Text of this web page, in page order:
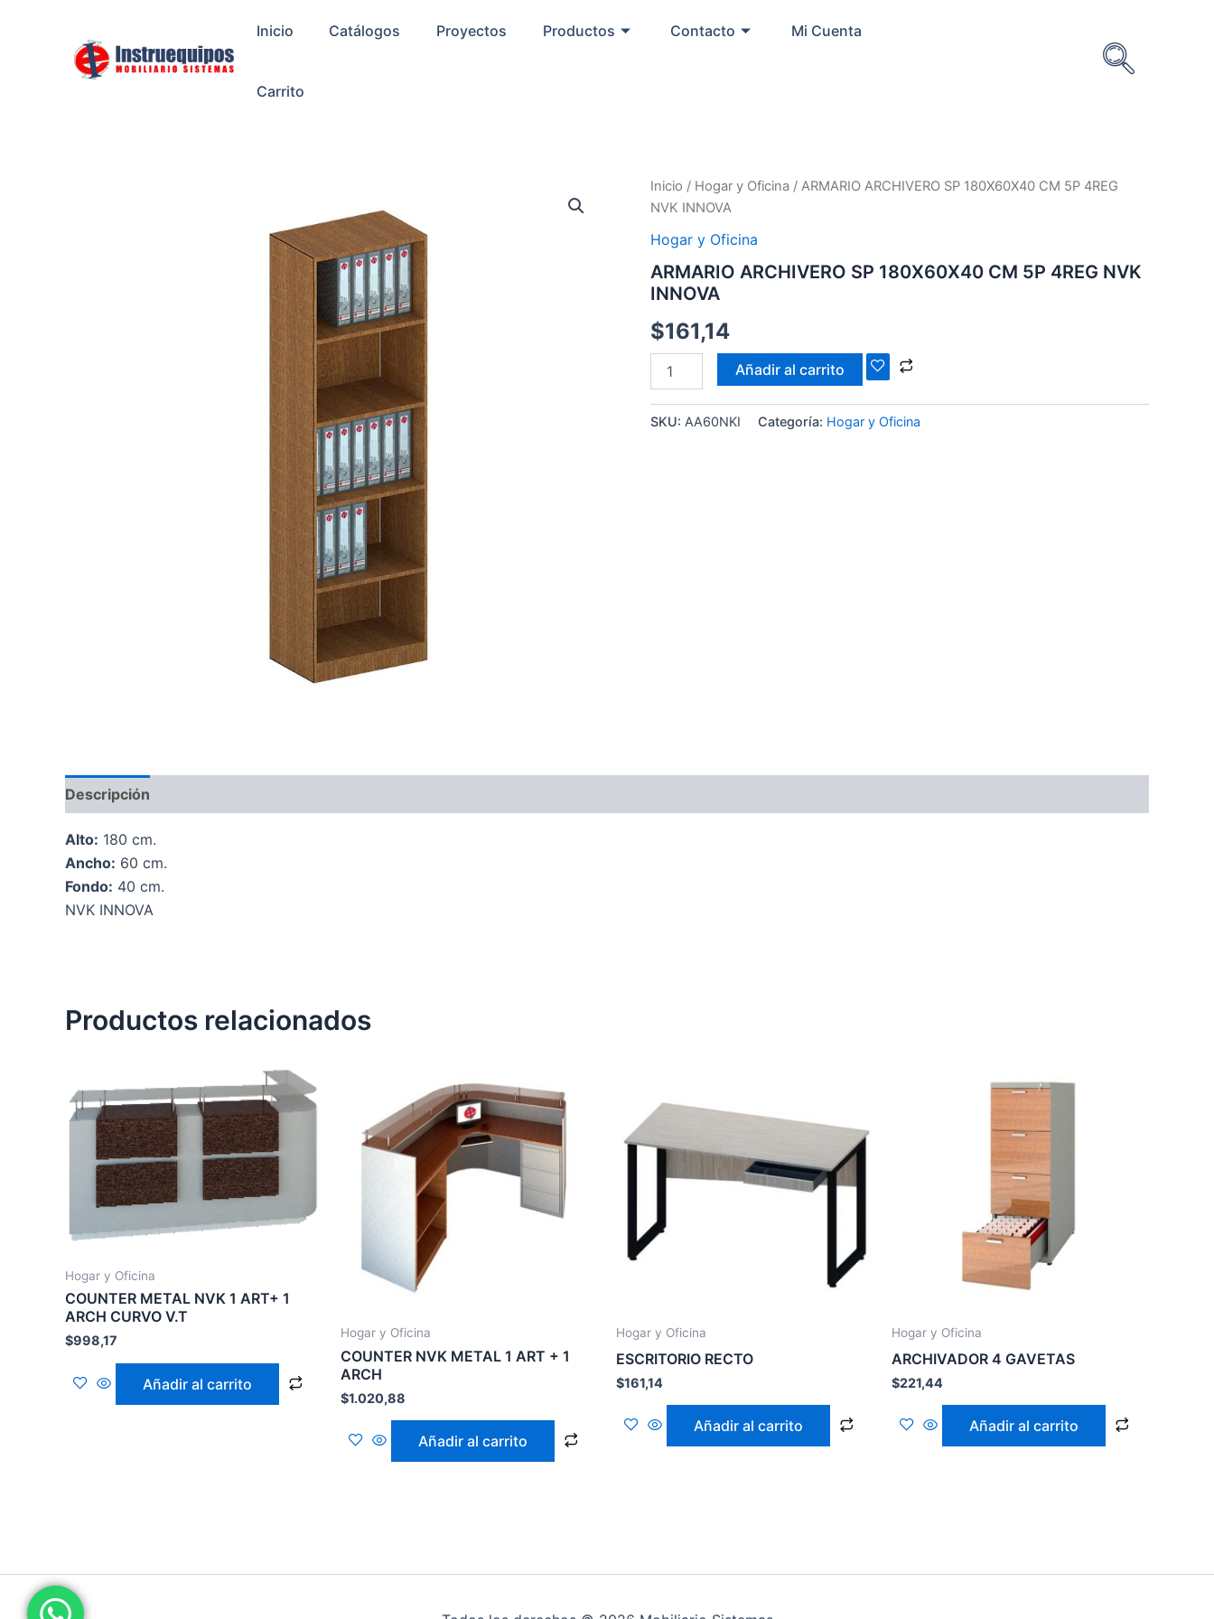
Inicio Catálogos Proyectos Productos Contacto Mi Cuenta
Carrito
Inicio / Hogar y Oficina / ARMARIO ARCHIVERO SP 180X60X40 CM 5P 4REG
NVK INNOVA
Hogar y Oficina
ARMARIO ARCHIVERO SP 180X60X40 CM 5P 4REG NVK
INNOVA
$161,14
ARMARIO
ARCHIVERO
180X60X40
5P
4REG
INNOVA
cantidad
Añadir al carrito
SKU: AA60NKI Categoría: Hogar y Oficina
Descripción
Alto: 180 cm.
Ancho: 60 cm.
Fondo: 40 cm.
NVK INNOVA
Productos relacionados
Hogar y Oficina
COUNTER METAL NVK 1 ART+ 1
ARCH CURVO V.T
$998,17
Añadir al carrito
Hogar y Oficina
COUNTER NVK METAL 1 ART + 1
ARCH
$1.020,88
Añadir al carrito
Hogar y Oficina
ESCRITORIO RECTO
$161,14
Añadir al carrito
Hogar y Oficina
ARCHIVADOR 4 GAVETAS
$221,44
Añadir al carrito